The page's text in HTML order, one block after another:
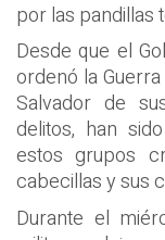
por las pandillas
Desde que el
ordenó la
Salvador de
delitos, han
estos grupos
cabecillas y sus
Durante el